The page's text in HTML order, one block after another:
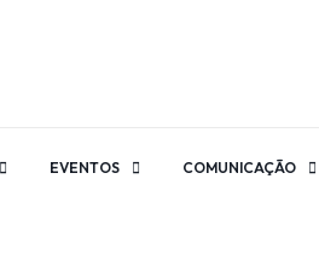
EVENTOS COMUNICAÇÃO